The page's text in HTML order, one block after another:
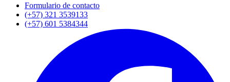
Formulario de contacto
(+57) 321 3539133
(+57) 601 5384344